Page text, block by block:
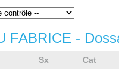
FABRICE -
Sx Cat